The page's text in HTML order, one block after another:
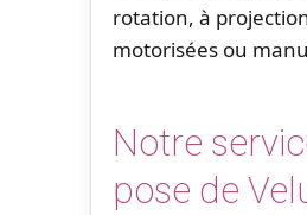
rotation, à
motorisées ou
Notre
pose de